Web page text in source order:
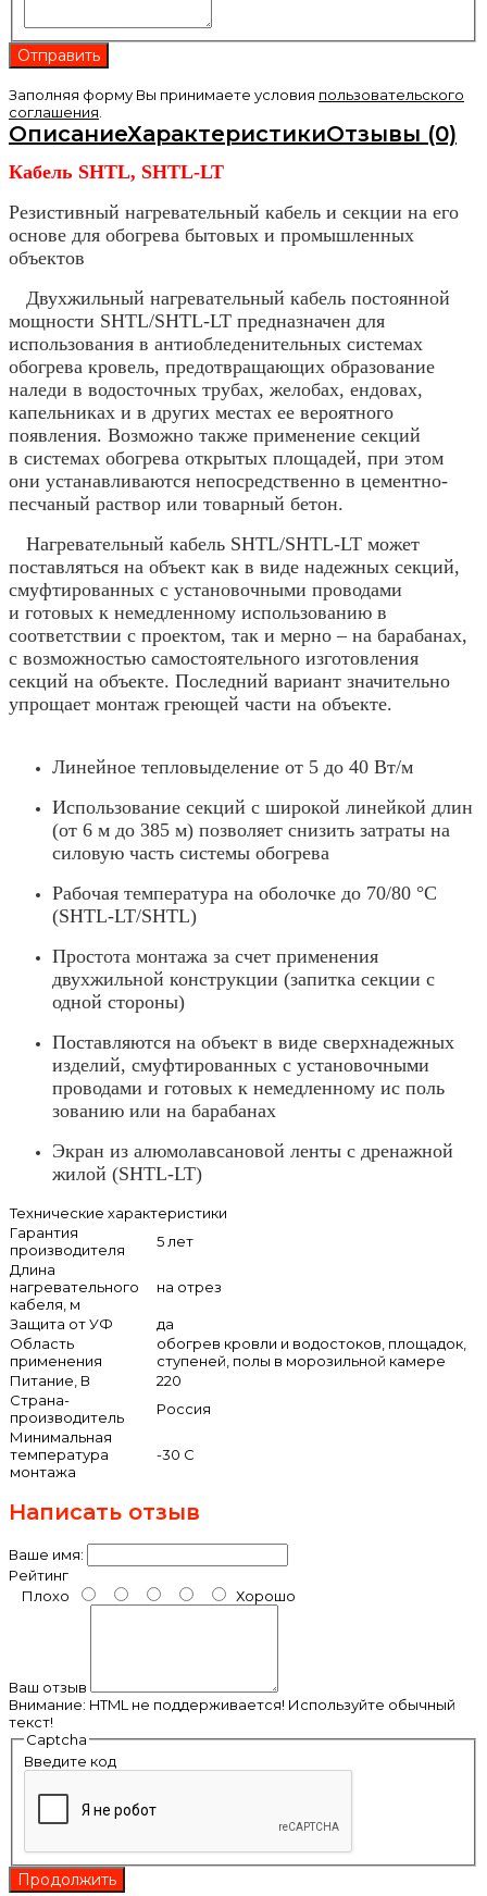
Заполняя форму Вы принимаете условия пользовательского
соглашения
ОписаниеХарактеристикиОтзывы (0)
Кабель SНТL, SНТL-LT
Резистивный нагревательный кабель и секции на его
основе для обогрева бытовых и промышленных
объектов
Двухжильный нагревательный кабель постоянной
мощности SHTL/SHTL-LT предназначен для
использования в антиобледенительных системах
обогрева кровель, предотвращающих образование
наледи в водосточных трубах, желобах, ендовах,
капельниках и в других местах ее вероятного
появления. Возможно также применение секций
в системах обогрева открытых площадей, при этом
они устанавливаются непосредственно в цементно-
песчаный раствор или товарный бетон.
Нагревательный кабель SHTL/SHTL-LT может
поставляться на объект как в виде надежных секций,
смуфтированных с установочными проводами
и готовых к немедленному использованию в
соответствии с проектом, так и мерно – на барабанах,
с возможностью самостоятельного изготовления
секций на объекте. Последний вариант значительно
упрощает монтаж гpeющей части на объекте.
Линейное тепловыделение от 5 до 40 Вт/м
Использование секций с широкой линейкой длин
(от 6 м до 385 м) позволяет снизить затраты на
силовую часть системы обогрева
Рабочая температура на оболочке до 70/80 °С
(SHTL-LT/SHTL)
Простота монтажа за счет применения
двухжильной конструкции (запитка секции с
одной стороны)
Поставляются на объект в виде сверхнадежных
изделий, смуфтированных с установочными
проводами и готовых к немедленному ис поль
зованию или на барабанах
Экран из алюмолавсановой ленты с дренажной
жилой (SHTL-LT)
Технические характеристики
Гарантия
производителя
5 лет
Длина
нагревательного
кабеля, м
на отрез
Защита от УФ
да
Область
применения
обогрев кровли и водостоков, площадок,
ступеней, полы в морозильной камере
Питание, В
220
Страна-
производитель
Россия
Минимальная
температура
монтажа
-30 С
Написать отзыв
Ваше имя:
Рейтинг
Плохо
Хорошо
Ваш отзыв
Внимание: HTML не поддерживается! Используйте обычный
текст!
Captcha
Введите код
Продолжить